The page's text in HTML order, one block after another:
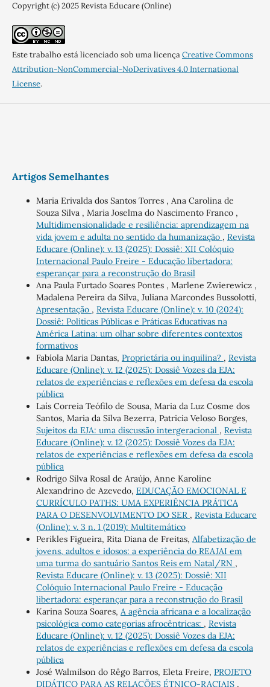
Copyright (c) 2025 Revista Educare (Online)
Este trabalho está licenciado sob uma licençaCreative Commons
Attribution-NonCommercial-NoDerivatives 4.0 International
License.
Artigos Semelhantes
Maria Erivalda dos Santos Torres , Ana Carolina de
Souza Silva , Maria Joselma do Nascimento Franco ,
Multidimensionalidade e resiliência: aprendizagem na
vida jovem e adulta no sentido da humanização , Revista
Educare (Online): v. 13 (2025): Dossiê: XII Colóquio
Internacional Paulo Freire - Educação libertadora:
esperançar para a reconstrução do Brasil
Ana Paula Furtado Soares Pontes , Marlene Zwierewicz ,
Madalena Pereira da Silva, Juliana Marcondes Bussolotti,
Apresentação , Revista Educare (Online): v. 10 (2024):
Dossiê: Políticas Públicas e Práticas Educativas na
América Latina: um olhar sobre diferentes contextos
formativos
Fabíola Maria Dantas, Proprietária ou inquilina? , Revista
Educare (Online): v. 12 (2025): Dossiê Vozes da EJA:
relatos de experiências e reflexões em defesa da escola
pública
Laís Correia Teófilo de Sousa, Maria da Luz Cosme dos
Santos, Maria da Silva Bezerra, Patricia Veloso Borges,
Sujeitos da EJA: uma discussão intergeracional , Revista
Educare (Online): v. 12 (2025): Dossiê Vozes da EJA:
relatos de experiências e reflexões em defesa da escola
pública
Rodrigo Silva Rosal de Araújo, Anne Karoline
Alexandrino de Azevedo, EDUCAÇÃO EMOCIONAL E
CURRÍCULO PATHS: UMA EXPERIÊNCIA PRÁTICA
PARA O DESENVOLVIMENTO DO SER , Revista Educare
(Online): v. 3 n. 1 (2019): Multitemático
Perikles Figueira, Rita Diana de Freitas, Alfabetização de
jovens, adultos e idosos: a experiência do REAJAI em
uma turma do santuário Santos Reis em Natal/RN ,
Revista Educare (Online): v. 13 (2025): Dossiê: XII
Colóquio Internacional Paulo Freire - Educação
libertadora: esperançar para a reconstrução do Brasil
Karina Souza Soares, A agência africana e a localização
psicológica como categorias afrocêntricas: , Revista
Educare (Online): v. 12 (2025): Dossiê Vozes da EJA:
relatos de experiências e reflexões em defesa da escola
pública
José Walmilson do Rêgo Barros, Eleta Freire, PROJETO
DIDÁTICO PARA AS RELAÇÕES ÉTNICO-RACIAIS ,